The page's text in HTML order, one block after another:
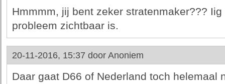
Hmmmm, jij bent zeker stratenmaker???
probleem zichtbaar is.
20-11-2016, 15:37 door Anoniem
Daar gaat D66 of Nederland toch helemaal